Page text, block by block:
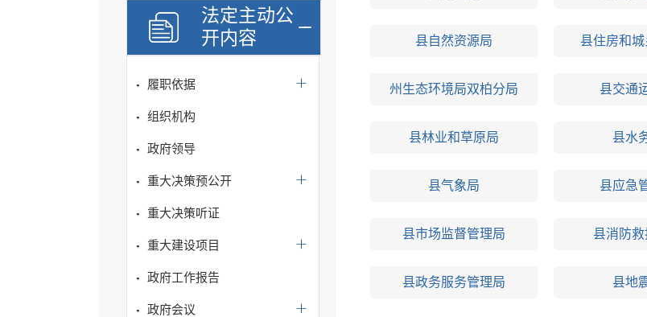
法定主动公
开内容
履职依据
组织机构
政府领导
重大决策预公开
重大决策听证
重大建设项目
政府工作报告
政府会议
县自然资源局 县住房和
州生态环境局双柏分局 县交通
县林业和草原局 县水
县气象局 县应急
县市场监督管理局 县消防救
县政务服务管理局 县地